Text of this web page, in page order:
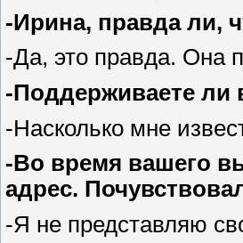
-Ирина, правда ли,
-Да, это правда. Она
-Поддерживаете ли
-Насколько мне
-Во время вашего
адрес.
-Я не представляю